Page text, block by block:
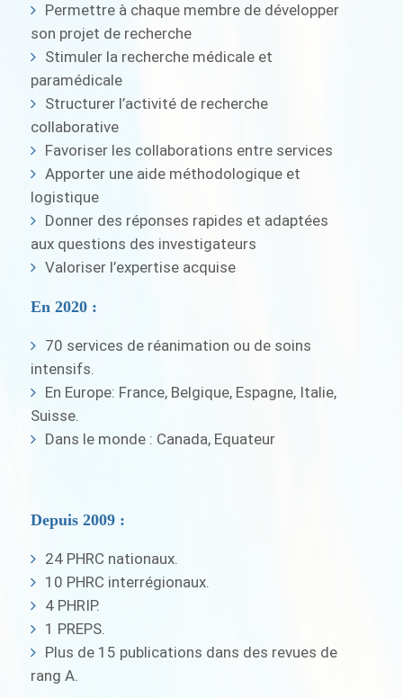
Permettre à chaque membre de développer
son projet de recherche
Stimuler la recherche médicale et
paramédicale
Structurer l’activité de recherche
collaborative
Favoriser les collaborations entre services
Apporter une aide méthodologique et
logistique
Donner des réponses rapides et adaptées
aux questions des investigateurs
Valoriser l’expertise acquise
En 2020 :
70 services de réanimation ou de soins
intensifs.
En Europe: France, Belgique, Espagne, Italie,
Suisse.
Dans le monde : Canada, Equateur
Depuis 2009 :
24 PHRC nationaux.
10 PHRC interrégionaux.
4 PHRIP.
1 PREPS.
Plus de 15 publications dans des revues de
rang A.